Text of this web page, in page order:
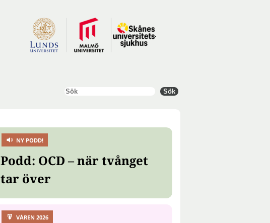
Sök Sök
NY PODD!
Podd: OCD – när tvånget
tar över
VÅREN 2026